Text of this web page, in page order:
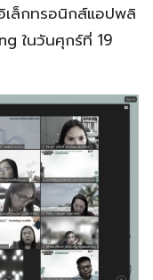
เล็กทรอนิกส์แอปพลิ
ในวันศุกร์ที่ 19